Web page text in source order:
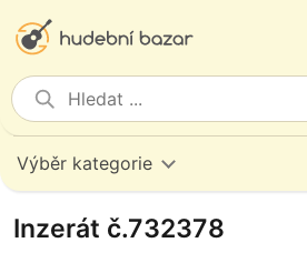
Výběr kategorie
Inzerát č.732378